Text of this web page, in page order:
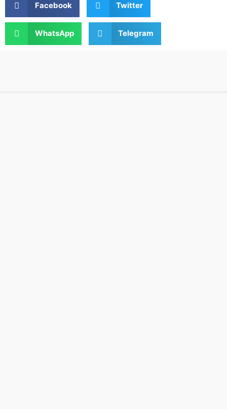
Facebook Twitter
WhatsApp Telegram